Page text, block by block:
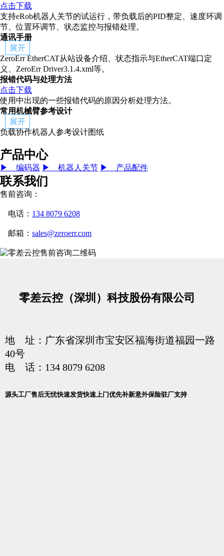
点击下载
支持eRob机器人关节的试运行，带负载后的PID整定、速度环调
节、位置环调节、状态监控与报错处理。
通讯手册
展开
ZeroErr EtherCAT从站设备介绍、状态指示与EtherCAT端口定
义、ZeroErr Driver3.1.4.xml等。
报错代码与处理方法
点击下载
使用中出现的一些报错代码的原因分析处理方法。
常用机械臂参考设计
展开
负载协作机器人参考设计图纸
产品中心
▶ 编码器 ▶ 机器人关节 ▶ 产品配件
联系我们
售前咨询：
电话： 134 8079 6208
邮箱： sales@zeroerr.com
零差云控（深圳）科技股份有限公司
地 址：广东省深圳市宝安区福海街道福园一路
40号
电 话：134 8079 6208
源头工厂售后无忧快速发货快速上门优先补新意外保险驻厂支持